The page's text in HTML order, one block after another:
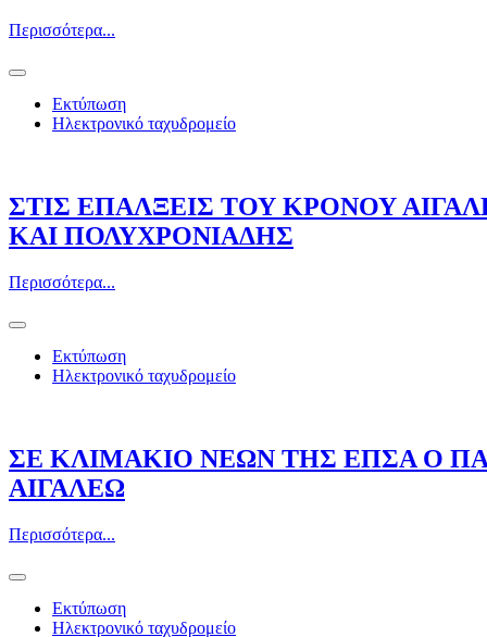
Περισσότερα...
Εκτύπωση
Ηλεκτρονικό ταχυδρομείο
ΣΤΙΣ ΕΠΑΛΞΕΙΣ ΤΟΥ ΚΡΟΝΟΥ
ΚΑΙ ΠΟΛΥΧΡΟΝΙΑΔΗΣ
Περισσότερα...
Εκτύπωση
Ηλεκτρονικό ταχυδρομείο
ΣΕ ΚΛΙΜΑΚΙΟ ΝΕΩΝ ΤΗΣ ΕΠΣΑ Ο
ΑΙΓΑΛΕΩ
Περισσότερα...
Εκτύπωση
Ηλεκτρονικό ταχυδρομείο